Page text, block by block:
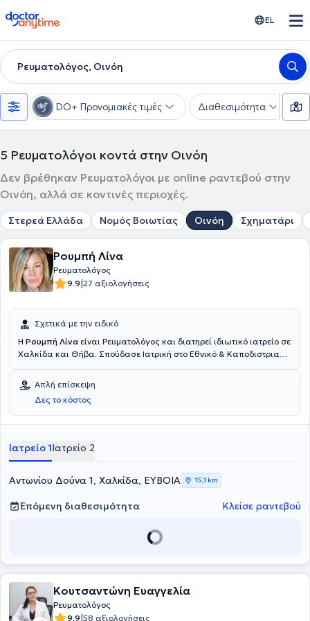
doctoranytime EL
Ρευματολόγος, Οινόη
DO+ Προνομιακές τιμές Διαθεσιμότητα
5 Ρευματολόγοι κοντά στην Οινόη
Δεν βρέθηκαν Ρευματολόγοι με online ραντεβού στην
Οινόη, αλλά σε κοντινές περιοχές.
Στερεά Ελλάδα Νομός Βοιωτίας Οινόη Σχηματάρι
Ρουμπή Λίνα
Ρευματολόγος
9.9|27 αξιολογήσεις
Σχετικά με την ειδικό
Η Ρουμπή Λίνα είναι Ρευματολόγος και διατηρεί ιδιωτικό ιατρείο σε
Χαλκίδα και Θήβα. Σπούδασε Ιατρική στο Εθνικό & Καποδιστριακό
στη Ρευματολογία στο Sundsvall Regional Hospital και στο
Karolinska University Hospital στη Σουηδία. Διαθέτει πολυετή
εμπειρία και εργάζεται ως Ρευματολόγος - Επιμελήτρια Α΄ στο
Νοσοκομείο του Sundsvall από το 2016 καθώς και Υπεύθυνη
Umeå στη Σουηδία.
Απλή επίσκεψη
Δες το κόστος
Ιατρείο 1Ιατρείο 2
Αντωνίου Δούνα 1, Χαλκίδα, ΕΥΒΟΙΑ 15,1 km
Επόμενη διαθεσιμότητα Κλείσε ραντεβού
Κουτσαντώνη Ευαγγελία
Ρευματολόγος
9.9|58 αξιολογήσεις